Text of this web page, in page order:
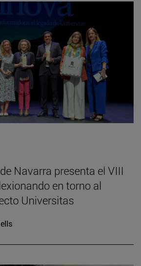
Navarra presenta el VIII
en torno al
Universitas